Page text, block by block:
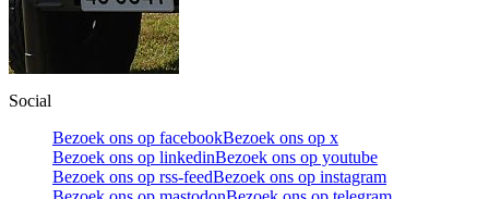
Social
Bezoek ons op facebookBezoek ons op x
Bezoek ons op linkedinBezoek ons op youtube
Bezoek ons op rss-feedBezoek ons op instagram